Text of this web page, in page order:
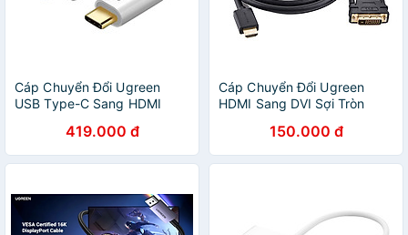
Cáp Chuyển Đổi Ugreen
USB Type-C Sang HDMI
419.000 đ
Cáp Chuyển Đổi Ugreen
HDMI Sang DVI Sợi Tròn
150.000 đ